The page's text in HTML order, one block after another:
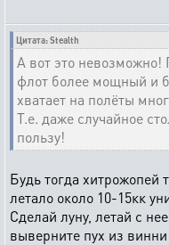
Цитата: Stealth
А вот это невозможно!
флот более мощный и
хватает на полёты
Т.е. даже случайное
пользу!
Будь тогда хитрожопей
летало около 10-15кк
Сделай луну, летай с
выверните пух из